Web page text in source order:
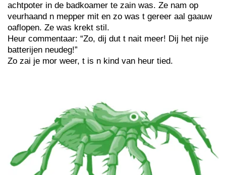
achtpoter in de badkoamer te zain was. Ze nam op
veurhaand n mepper mit en zo was t gereer aal gaauw
oaflopen. Ze was krekt stil.
Heur commentaar: “Zo, dij dut t nait meer! Dij het nije
batterijen neudeg!”
Zo zai je mor weer, t is n kind van heur tied.